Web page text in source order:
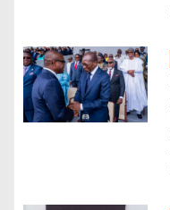
i
c
l